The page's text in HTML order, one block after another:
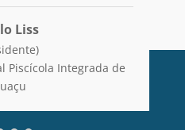
Augusta Frigo
do Paraíso